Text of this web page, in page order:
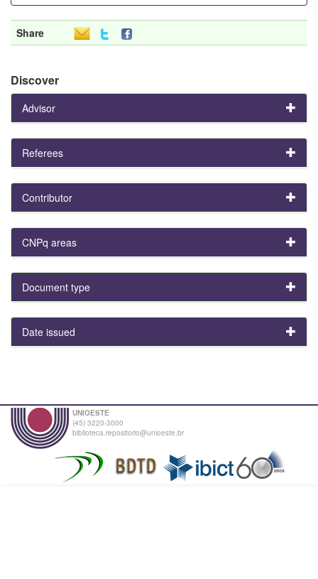
Share
Discover
Advisor
Referees
Contributor
CNPq areas
Document type
Date issued
UNIOESTE
(45) 3220-3000
biblioteca.repositorio@unioeste.br